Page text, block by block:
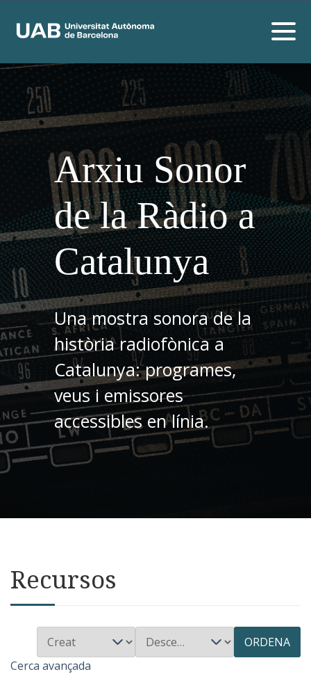
Arxiu Sonor
de la Ràdio a
Catalunya
Una mostra sonora de la
història radiofònica a
Catalunya: programes,
veus i emissores
accessibles en línia.
Recursos
ORDENA
Cerca avançada